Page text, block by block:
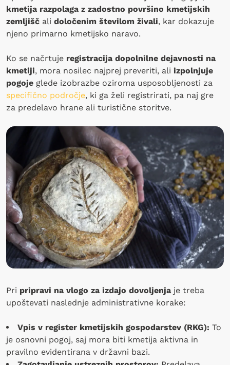
kmetija razpolaga z zadostno površino kmetijskih
zemljišč ali določenim številom živali, kar dokazuje
njeno primarno kmetijsko naravo.
Ko se načrtuje registracija dopolnilne dejavnosti na
kmetiji, mora nosilec najprej preveriti, ali izpolnjuje
pogoje glede izobrazbe oziroma usposobljenosti za
specifično področje, ki ga želi registrirati, pa naj gre
za predelavo hrane ali turistične storitve.
Pri pripravi na vlogo za izdajo dovoljenja je treba
upoštevati naslednje administrativne korake:
Vpis v register kmetijskih gospodarstev (RKG): To
je osnovni pogoj, saj mora biti kmetija aktivna in
pravilno evidentirana v državni bazi.